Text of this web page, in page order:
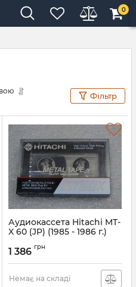
0
Фільтр
Аудиокассета Hitachi MT-
X 60 (JP) (1985 - 1986 г.)
1 386 грн
Немає на складі